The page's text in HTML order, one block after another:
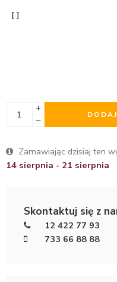
Zamawiając dzisiaj ten
14 sierpnia - 21 sierpnia
Skontaktuj się z
12 422 77 93
733 66 88 88